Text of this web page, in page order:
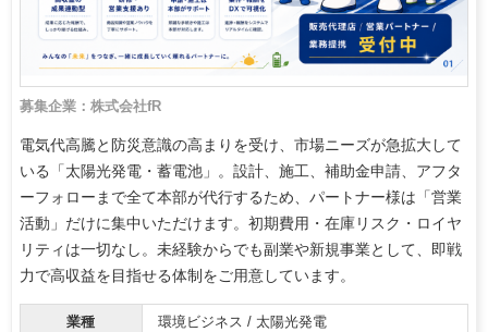
募集企業：株式会社fR
電気代高騰と防災意識の高まりを受け、市場ニーズが急拡大して
いる「太陽光発電・蓄電池」。設計、施工、補助金申請、アフタ
ーフォローまで全て本部が代行するため、パートナー様は「営業
活動」だけに集中いただけます。初期費用・在庫リスク・ロイヤ
リティは一切なし。未経験からでも副業や新規事業として、即戦
力で高収益を目指せる体制をご用意しています。
業種 環境ビジネス / 太陽光発電